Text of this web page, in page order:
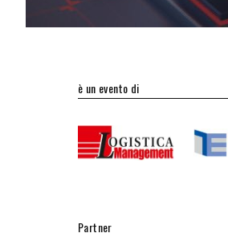
è un evento di
Partner